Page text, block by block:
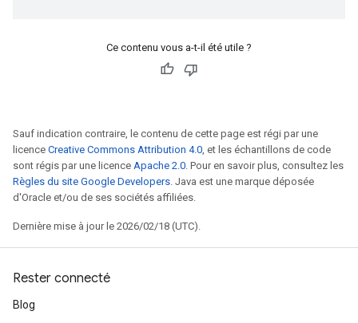
Ce contenu vous a-t-il été utile ?
Sauf indication contraire, le contenu de cette page est régi par une
licence Creative Commons Attribution 4.0, et les échantillons de code
sont régis par une licence Apache 2.0. Pour en savoir plus, consultez les
Règles du site Google Developers. Java est une marque déposée
d'Oracle et/ou de ses sociétés affiliées.
Dernière mise à jour le 2026/02/18 (UTC).
Rester connecté
Blog